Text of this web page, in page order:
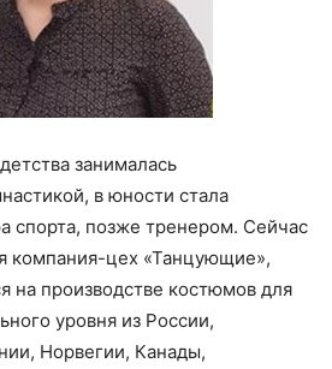
занималась
в юности стала
спорта, позже тренером. Сейчас
компания-цех «Танцующие»,
на производстве костюмов для
уровня из России,
Норвегии, Канады,